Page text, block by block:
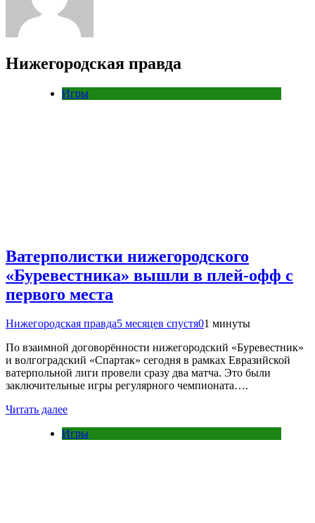
Нижегородская правда
Игры
Ватерполистки нижегородского
«Буревестника» вышли в плей-офф с
первого места
Нижегородская правда5 месяцев спустя01 минуты
По взаимной договорённости нижегородский «Буревестник»
и волгоградский «Спартак» сегодня в рамках Евразийской
ватерпольной лиги провели сразу два матча. Это были
заключительные игры регулярного чемпионата….
Читать далее
Игры